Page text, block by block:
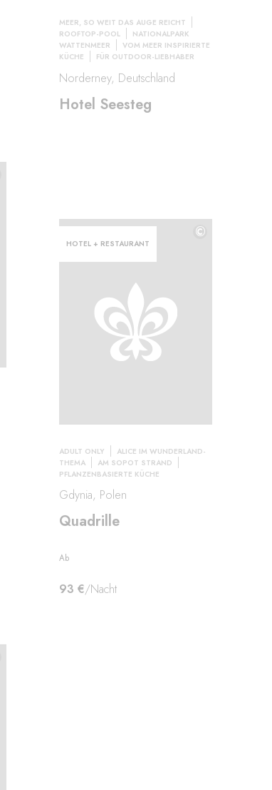
MEER, SO WEIT DAS AUGE REICHT
ROOFTOP-POOL
NATIONALPARK
WATTENMEER
VOM MEER INSPIRIERTE
KÜCHE
FÜR OUTDOOR-LIEBHABER
Norderney, Deutschland
Hotel Seesteg
HOTEL + RESTAURANT
©
ADULT ONLY
ALICE IM WUNDERLAND-
THEMA
AM SOPOT STRAND
PFLANZENBASIERTE KÜCHE
Gdynia, Polen
Quadrille
Ab
93 €/Nacht